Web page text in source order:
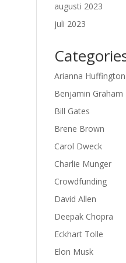
augusti 2023
juli 2023
Arianna Huffington
Benjamin Graham
Bill Gates
Brene Brown
Carol Dweck
Charlie Munger
Crowdfunding
David Allen
Deepak Chopra
Eckhart Tolle
Elon Musk